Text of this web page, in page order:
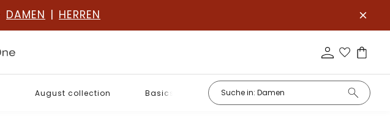
DAMEN | HERREN
August collection Basics